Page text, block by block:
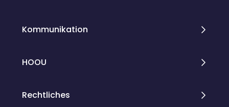
Kommunikation
HOOU
Rechtliches